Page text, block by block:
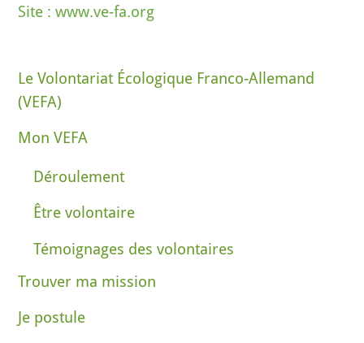
Site : www.ve-fa.org
Le Volontariat Écologique Franco-Allemand
(VEFA)
Mon VEFA
Déroulement
Être volontaire
Témoignages des volontaires
Trouver ma mission
Je postule